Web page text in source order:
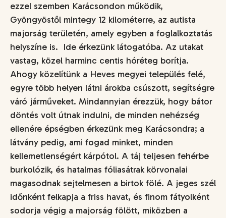
ezzel szemben Karácsondon működik,
Gyöngyöstől mintegy 12 kilométerre, az autista
majorság területén, amely egyben a foglalkoztatás
helyszíne is. Ide érkezünk látogatóba. Az utakat
vastag, közel harminc centis hóréteg borítja.
Ahogy közelítünk a Heves megyei település felé,
egyre több helyen látni árokba csúszott, segítségre
váró járműveket. Mindannyian érezzük, hogy bátor
döntés volt útnak indulni, de minden nehézség
ellenére épségben érkezünk meg Karácsondra; a
látvány pedig, ami fogad minket, minden
kellemetlenségért kárpótol. A táj teljesen fehérbe
burkolózik, és hatalmas fóliasátrak körvonalai
magasodnak sejtelmesen a birtok fölé. A jeges szél
időnként felkapja a friss havat, és finom fátyolként
sodorja végig a majorság fölött, miközben a